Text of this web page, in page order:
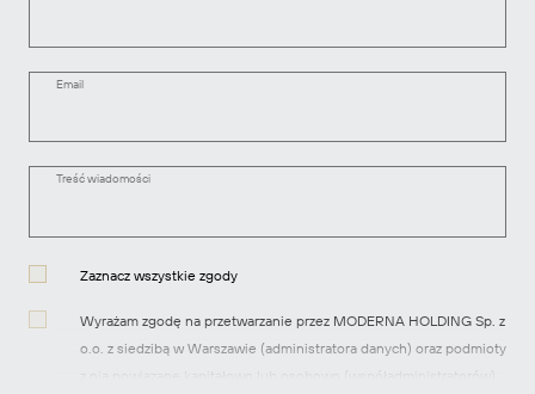
Email
Treść wiadomości
Zaznacz wszystkie zgody
Wyrażam zgodę na przetwarzanie przez MODERNA HOLDING Sp. z
o.o. z siedzibą w Warszawie (administratora danych) oraz podmioty